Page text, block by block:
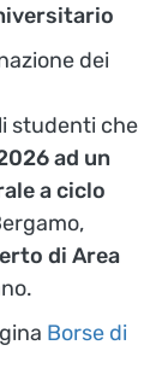
dei
studenti che
ad un
a ciclo
di Area
Borse di